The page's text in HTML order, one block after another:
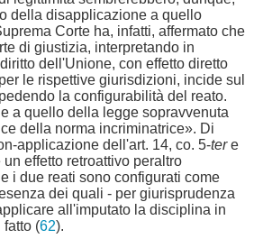
della disapplicazione a quello
Corte ha, infatti, affermato che
di giustizia, interpretando in
dell'Unione, con effetto diretto
le rispettive giurisdizioni, incide sul
la configurabilità del reato.
a quello della legge sopravvenuta
della norma incriminatrice». Di
applicazione dell'art. 14, co. 5-tere
effetto retroattivo peraltro
i due reati sono configurati come
dei quali - per giurisprudenza
all'imputato la disciplina in
fatto (62).